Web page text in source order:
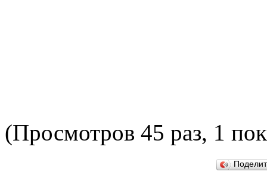
(Просмотров 45 раз, 1